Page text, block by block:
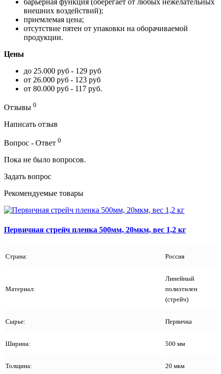
внешних воздействий);
приемлемая цена;
отсутствие пятен от упаковки на оборачиваемой
продукции.
Цены
до 25.000 руб - 129 руб
от 26.000 руб - 123 руб
от 80.000 руб - 117 руб.
Отзывы 0
Написать отзыв
Вопрос - Ответ 0
Пока не было вопросов.
Задать вопрос
Рекомендуемые товары
Первичная стрейч пленка 500мм, 20мкм, вес 1,2 кг
Страна: Россия
Материал:
Линейный
полиэтилен
(стрейч)
Сырье: Первичка
Ширина: 500 мм
Толщина: 20 мкм